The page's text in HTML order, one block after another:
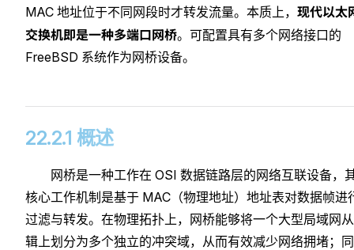
MAC 地址位于不同网段时才转发流量。本质上， 现代以太
交换机即是一种多端口网桥。可配置具有多个网络接口的
FreeBSD 系统作为网桥设备。
22.2.1 概述
网桥是一种工作在 OSI 数据链路层的网络互联设备，
核心工作机制是基于 MAC（物理地址）地址表对数据帧进
过滤与转发。在物理拓扑上，网桥能够将一个大型局域网
辑上划分为多个独立的冲突域，从而有效减少网络拥堵；同